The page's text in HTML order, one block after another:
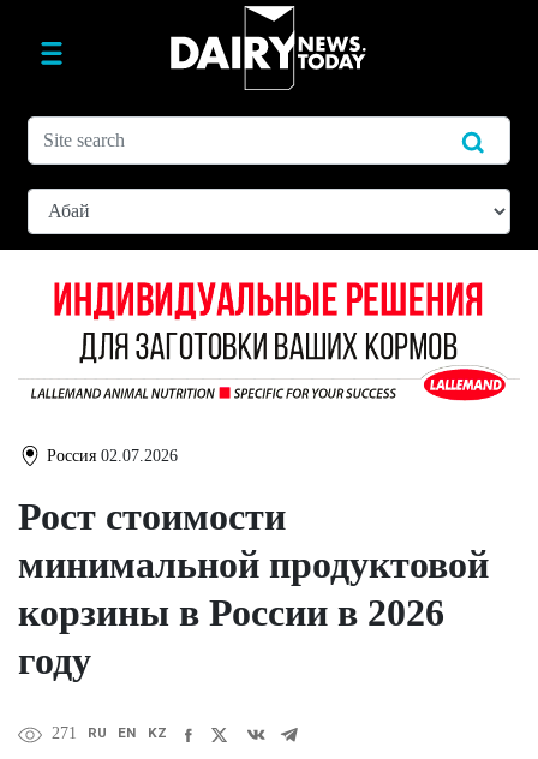
Россия 02.07.2026
Рост стоимости
минимальной продуктовой
корзины в России в 2026
году
271 RU EN KZ